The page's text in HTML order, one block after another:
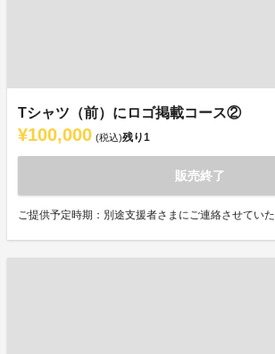
Tシャツ（前）にロゴ掲載コース②
¥100,000 (税込)残り1
販売終了
ご提供予定時期：別途支援者さまにご連絡させてい